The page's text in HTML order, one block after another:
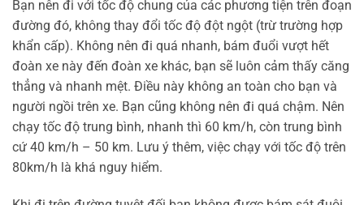
Bạn nên đi với tốc độ chung của các phương tiện trên đoạn
đường đó, không thay đổi tốc độ đột ngột (trừ trường hợp
khẩn cấp). Không nên đi quá nhanh, bám đuổi vượt hết
đoàn xe này đến đoàn xe khác, bạn sẽ luôn cảm thấy căng
thẳng và nhanh mệt. Điều này không an toàn cho bạn và
người ngồi trên xe. Bạn cũng không nên đi quá chậm. Nên
chạy tốc độ trung bình, nhanh thì 60 km/h, còn trung bình
cứ 40 km/h – 50 km. Lưu ý thêm, việc chạy với tốc độ trên
80km/h là khá nguy hiểm.